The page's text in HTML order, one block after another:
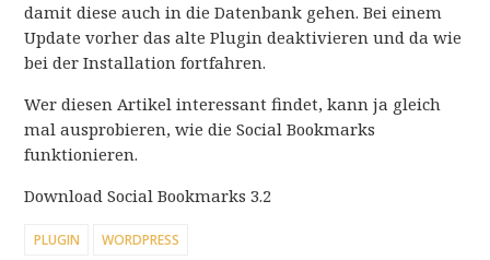
damit diese auch in die Datenbank gehen. Bei einem
Update vorher das alte Plugin deaktivieren und da wie
bei der Installation fortfahren.
Wer diesen Artikel interessant findet, kann ja gleich
mal ausprobieren, wie die Social Bookmarks
funktionieren.
Download Social Bookmarks 3.2
PLUGIN WORDPRESS